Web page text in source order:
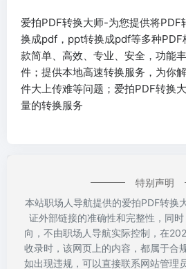
爱拍PDF转换大师-为您提供将
换成pdf，ppt转换成pdf等多种PDF
款简单、高效、专业、安全，功能
件；提供本地高速转换服务，为你
件大上传难等问题；爱拍PDF转换
量的转换服务
特别声明
本站职场人导航提供的爱拍PDF转换
证外部链接的准确性和完整性，同
向，不由职场人导航实际控制，在
收录时，该网页上的内容，都属于合
如出现违规，可以直接联系网站管理